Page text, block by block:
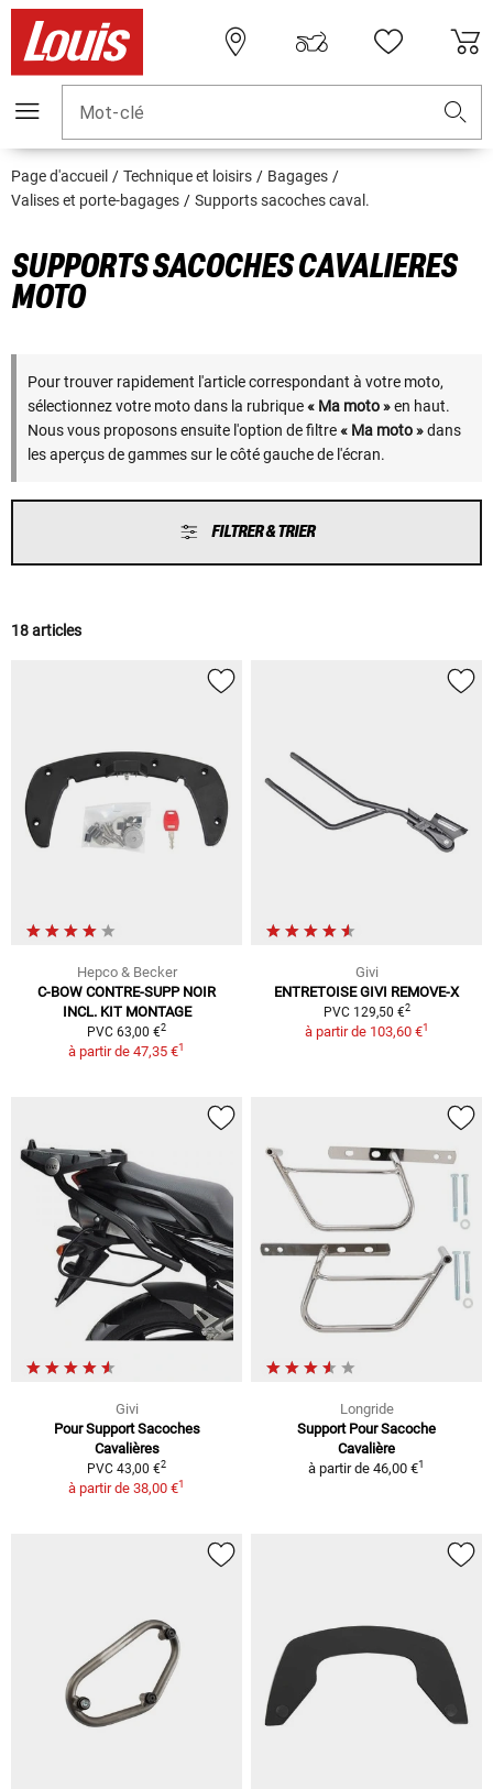
Mot-clé
Page d'accueil Technique et loisirs
Bagages
Valises et porte-bagages
Supports sacoches caval.
SUPPORTS SACOCHES CAVALIERES
MOTO
Pour trouver rapidement l'article correspondant à votre moto,
sélectionnez votre moto dans la rubrique« Ma moto »en haut.
Nous vous proposons ensuite l'option de filtre« Ma moto »dans
les aperçus de gammes sur le côté gauche de l'écran.
FILTRER & TRIER
18 articles
Hepco & Becker
C-BOW CONTRE-SUPP NOIR
INCL. KIT MONTAGE
PVC 63,00 €2
à partir de 47,35 €1
Givi
ENTRETOISE GIVI REMOVE-X
PVC 129,50 €2
à partir de 103,60 €1
Givi
Pour Support Sacoches
Cavalières
PVC 43,00 €2
à partir de 38,00 €1
Longride
Support Pour Sacoche
Cavalière
à partir de 46,00 €1